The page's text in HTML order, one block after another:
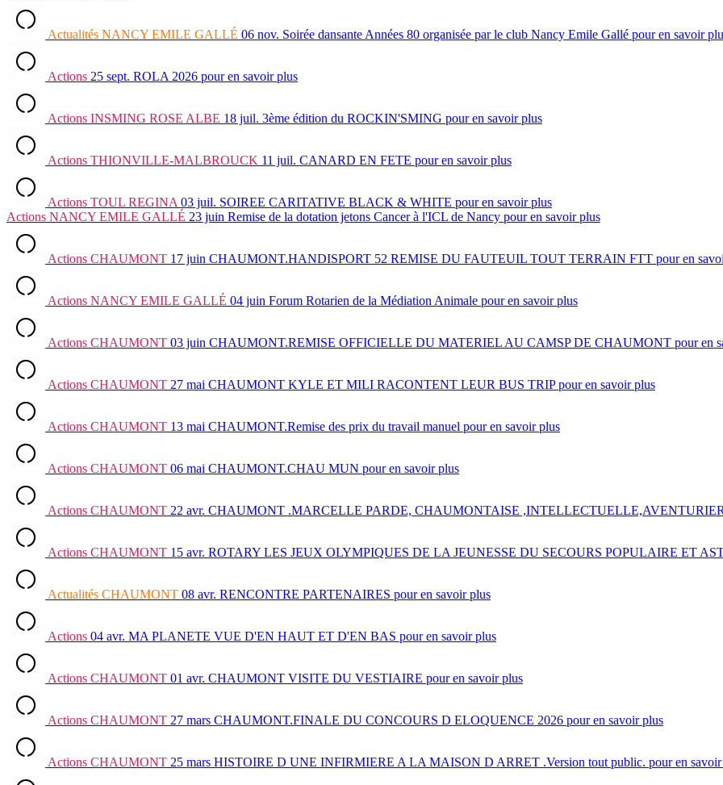
Actualités NANCY EMILE GALLÉ 06 nov. Soirée dansante Années 80 organisée par le club Nancy Emile Gallé pour en savoir
Actions 25 sept. ROLA 2026 pour en savoir plus
Actions INSMING ROSE ALBE 18 juil. 3ème édition du ROCKIN'SMING pour en savoir plus
Actions THIONVILLE-MALBROUCK 11 juil. CANARD EN FETE pour en savoir plus
Actions TOUL REGINA 03 juil. SOIREE CARITATIVE BLACK & WHITE pour en savoir plus
Actions NANCY EMILE GALLÉ 23 juin Remise de la dotation jetons Cancer à l'ICL de Nancy pour en savoir plus
Actions CHAUMONT 17 juin CHAUMONT.HANDISPORT 52 REMISE DU FAUTEUIL TOUT TERRAIN FTT pour en
Actions NANCY EMILE GALLÉ 04 juin Forum Rotarien de la Médiation Animale pour en savoir plus
Actions CHAUMONT 03 juin CHAUMONT.REMISE OFFICIELLE DU MATERIEL AU CAMSP DE CHAUMONT pour en
Actions CHAUMONT 27 mai CHAUMONT KYLE ET MILI RACONTENT LEUR BUS TRIP pour en savoir plus
Actions CHAUMONT 13 mai CHAUMONT.Remise des prix du travail manuel pour en savoir plus
Actions CHAUMONT 06 mai CHAUMONT.CHAU MUN pour en savoir plus
Actions CHAUMONT 22 avr. CHAUMONT .MARCELLE PARDE, CHAUMONTAISE
Actions CHAUMONT 15 avr. ROTARY LES JEUX OLYMPIQUES DE LA JEUNESSE DU SECOURS POPULAIRE ET
Actualités CHAUMONT 08 avr. RENCONTRE PARTENAIRES pour en savoir plus
Actions 04 avr. MA PLANETE VUE D'EN HAUT ET D'EN BAS pour en savoir plus
Actions CHAUMONT 01 avr. CHAUMONT VISITE DU VESTIAIRE pour en savoir plus
Actions CHAUMONT 27 mars CHAUMONT.FINALE DU CONCOURS D ELOQUENCE 2026 pour en savoir plus
Actions CHAUMONT 25 mars HISTOIRE D UNE INFIRMIERE A LA MAISON D ARRET .Version tout public. pour en